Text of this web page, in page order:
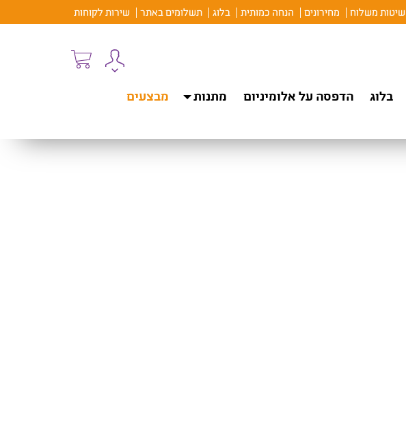
שיטות משלוח מחירונים הנחה כמותית בלוג תשלומים באתר שירות לקוחות
בלוג הדפסה על אלומיניום מתנות
מבצעים